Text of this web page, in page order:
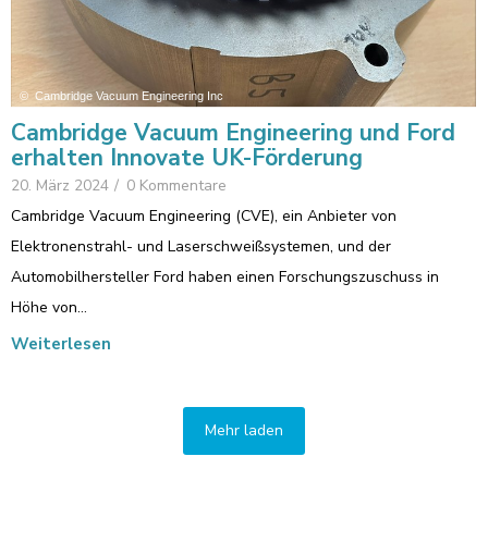
Cambridge Vacuum Engineering und Ford
erhalten Innovate UK-Förderung
20. März 2024 / 0 Kommentare
Cambridge Vacuum Engineering (CVE), ein Anbieter von
Elektronenstrahl- und Laserschweißsystemen, und der
Automobilhersteller Ford haben einen Forschungszuschuss in
Höhe von…
Weiterlesen
Mehr laden